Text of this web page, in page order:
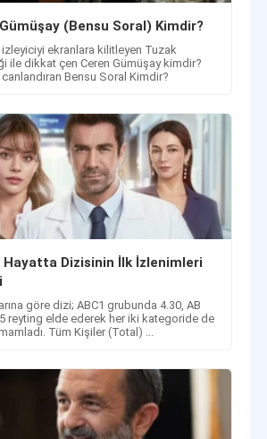
(Bensu Soral) Kimdir?
izleyiciyi ekranlara kilitleyen Tuzak
ile dikkat çen Ceren Gümüşay kimdir?
Bensu Soral Kimdir?
Hayatta Dizisinin İlk İzlenimleri
göre dizi; ABC1 grubunda 4.30, AB
reyting elde ederek her iki kategoride de
Tüm Kişiler (Total) ...